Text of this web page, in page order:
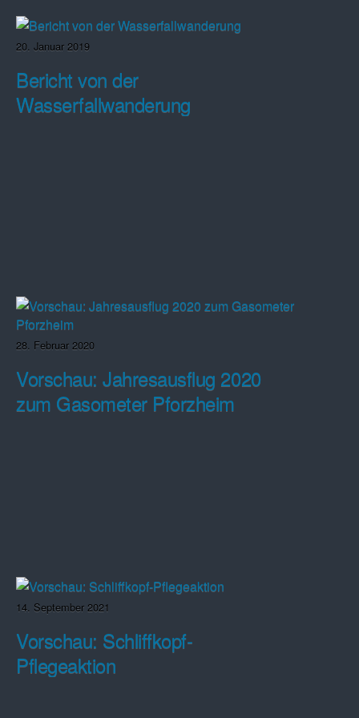
20. Januar 2019
Bericht von der
Wasserfallwanderung
28. Februar 2020
Vorschau: Jahresausflug 2020
zum Gasometer Pforzheim
14. September 2021
Vorschau: Schliffkopf-
Pflegeaktion